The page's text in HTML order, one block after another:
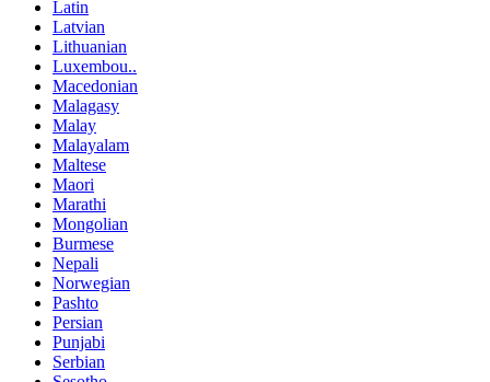
Latin
Latvian
Lithuanian
Luxembou..
Macedonian
Malagasy
Malay
Malayalam
Maltese
Maori
Marathi
Mongolian
Burmese
Nepali
Norwegian
Pashto
Persian
Punjabi
Serbian